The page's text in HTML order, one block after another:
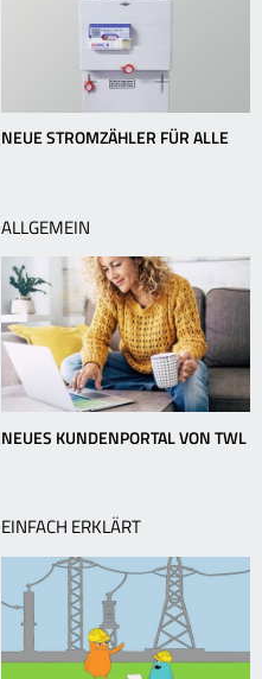
NEUE STROMZÄHLER FÜR ALLE
ALLGEMEIN
NEUES KUNDENPORTAL VON TWL
EINFACH ERKLÄRT